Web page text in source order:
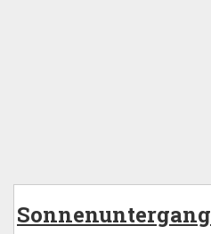
Sonnenuntergang